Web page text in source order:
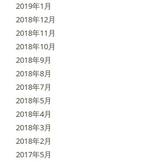
2019年1月
2018年12月
2018年11月
2018年10月
2018年9月
2018年8月
2018年7月
2018年5月
2018年4月
2018年3月
2018年2月
2017年5月